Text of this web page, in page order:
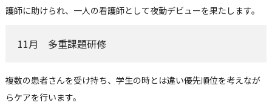
護師に助けられ、一人の看護師として夜勤デビューを果たします。
11月 多重課題研修
複数の患者さんを受け持ち、学生の時とは違い優先順位を考えなが
らケアを行います。